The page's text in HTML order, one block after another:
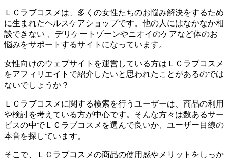
ＬＣラブコスメは、多くの女性たちのお悩み解決をするため
に生まれたヘルスケアショップです。他の人にはなかなか相
談できない
、デリケートゾーンやニオイのケアなど体のお
悩みをサポートするサイトになっています。
女性向けのウェブサイトを運営している方はＬＣラブコスメ
をアフィリエイトで紹介したいと思われたことがあるのでは
ないでしょうか？
ＬＣラブコスメに関する検索を行うユーザーは、商品の利用
や検討を考えている方が中心です。そんな方々は数あるサー
ビスの中でＬＣラブコスメを選んで良いか、ユーザー目線の
本音を探しています。
そこで、ＬＣラブコスメの商品の使用感やメリットをしっか